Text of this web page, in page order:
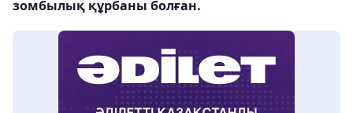
зомбылық құрбаны болған.